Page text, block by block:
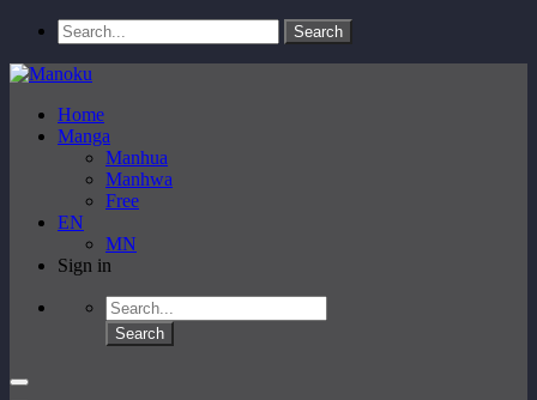
Home
Manga
Manhua
Manhwa
Free
EN
MN
Sign in